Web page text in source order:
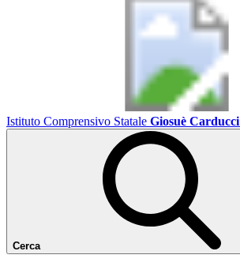
Istituto Comprensivo Statale Giosuè Carducci
Cerca